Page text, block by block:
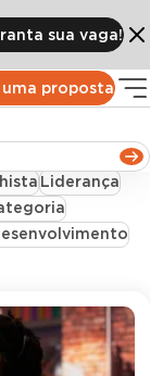
proposta
sua vaga!
no Trabalho
Sucesso
Liderança